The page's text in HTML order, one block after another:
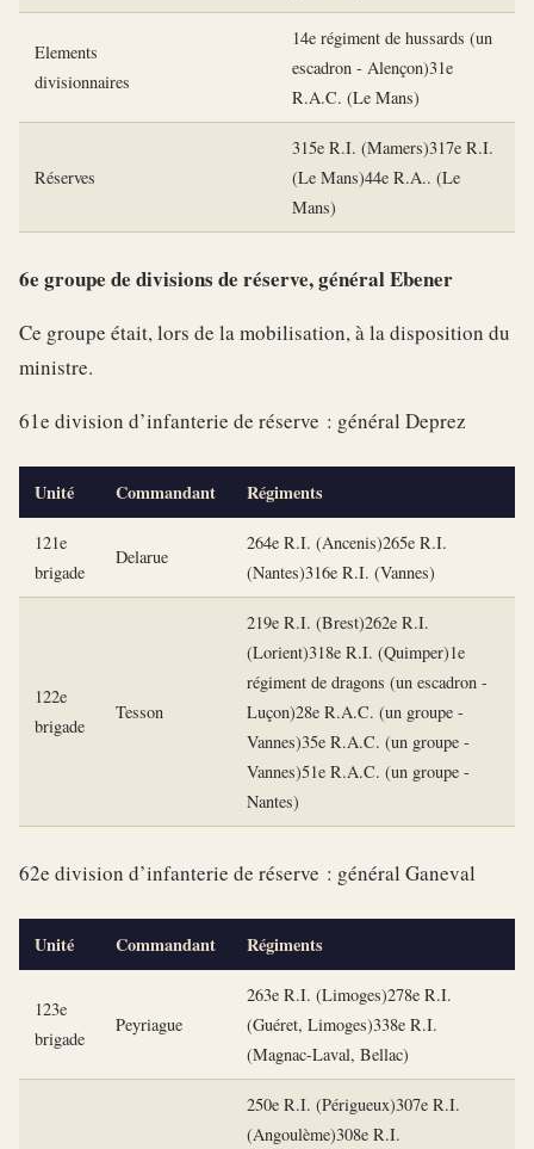
Elements
divisionnaires
14e régiment de hussards (un
escadron - Alençon)31e
R.A.C. (Le Mans)
Réserves
315e R.I. (Mamers)317e R.I.
(Le Mans)44e R.A.. (Le
Mans)
6e groupe de divisions de réserve, général Ebener
Ce groupe était, lors de la mobilisation, à la disposition du
ministre.
61e division d’infanterie de réserve : général Deprez
Unité Commandant Régiments
121e
brigade
Delarue
264e R.I. (Ancenis)265e R.I.
(Nantes)316e R.I. (Vannes)
122e
brigade
Tesson
219e R.I. (Brest)262e R.I.
(Lorient)318e R.I. (Quimper)1e
régiment de dragons (un escadron -
Luçon)28e R.A.C. (un groupe -
Vannes)35e R.A.C. (un groupe -
Vannes)51e R.A.C. (un groupe -
Nantes)
62e division d’infanterie de réserve : général Ganeval
Unité Commandant Régiments
123e
brigade
Peyriague
263e R.I. (Limoges)278e R.I.
(Guéret, Limoges)338e R.I.
(Magnac-Laval, Bellac)
250e R.I. (Périgueux)307e R.I.
(Angoulème)308e R.I.